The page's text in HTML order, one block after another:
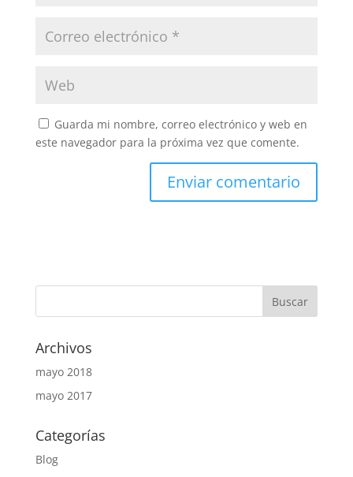
Guarda mi nombre, correo electrónico y web en
este navegador para la próxima vez que comente.
Archivos
mayo 2018
mayo 2017
Categorías
Blog